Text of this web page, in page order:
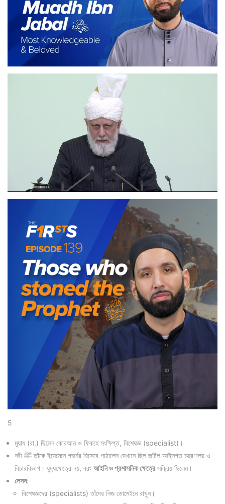
5
মুয়ায (রা.) ছিলেন কোরআন ও ফিকহে সংক্ষিপ্ত, বিশেষজ্ঞ (specialist)।
নবী ﷺ তাঁকে ইয়েমেনে গভর্নর হিসেবে পাঠালেন যেখানে ছিল জটিল আইনগত মন্ত্রণালয় ও
বিচারবিভাগ। যুদ্ধক্ষেত্রে নয়, বরং আইনি ও প্রশাসনিক ক্ষেত্রে সক্রিয় ছিলেন।
লেসন:
বিশেষজ্ঞদের (specialists) তাঁদের নিজ ডোমেইনে রাখুন।